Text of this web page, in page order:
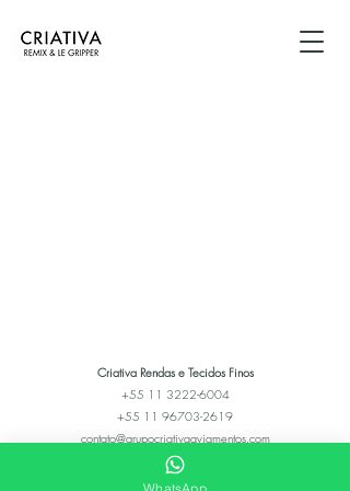
Criativa Rendas e Tecidos Finos
+55 11 3222-6004
+55 11 96703-2619
contato@grupocriativaaviamentos.com
Rua Júlio Conceição, 359 - Bom Retiro, São Paulo, SP
WhatsApp